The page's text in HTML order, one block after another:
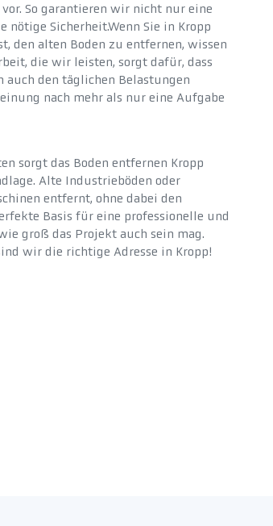
So garantieren wir nicht nur eine
Sicherheit.Wenn Sie in Kropp
den alten Boden zu entfernen, wissen
die wir leisten, sorgt dafür, dass
auch den täglichen Belastungen
nach mehr als nur eine Aufgabe
sorgt das Boden entfernen Kropp
Alte Industrieböden oder
entfernt, ohne dabei den
Basis für eine professionelle und
groß das Projekt auch sein mag.
wir die richtige Adresse in Kropp!